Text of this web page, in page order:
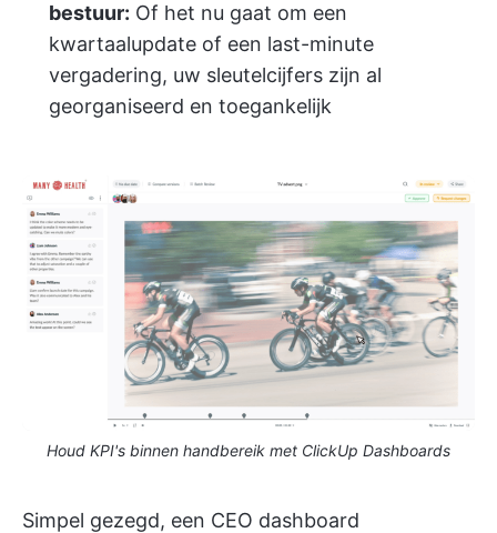
bestuur: Of het nu gaat om een
kwartaalupdate of een last-minute
vergadering, uw sleutelcijfers zijn al
georganiseerd en toegankelijk
Houd KPI's binnen handbereik met ClickUp Dashboards
Simpel gezegd, een CEO dashboard